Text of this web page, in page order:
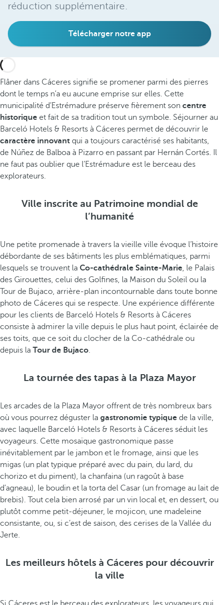
réduction supplémentaire.
Télécharger notre app
Flâner dans Cáceres signifie se promener parmi des pierres
dont le temps n’a eu aucune emprise sur elles. Cette
municipalité d’Estrémadure préserve fièrement son centre
historique et fait de sa tradition tout un symbole. Séjourner au
Barceló Hotels & Resorts à Cáceres permet de découvrir le
caractère innovant qui a toujours caractérisé ses habitants,
de Núñez de Balboa à Pizarro en passant par Hernán Cortés. Il
ne faut pas oublier que l’Estrémadure est le berceau des
explorateurs.
Ville inscrite au Patrimoine mondial de
l’humanité
Une petite promenade à travers la vieille ville évoque l’histoire
débordante de ses bâtiments les plus emblématiques, parmi
lesquels se trouvent la Co-cathédrale Sainte-Marie, le Palais
des Girouettes, celui des Golfines, la Maison du Soleil ou la
Tour de Bujaco, arrière-plan incontournable dans toute bonne
photo de Cáceres qui se respecte. Une expérience différente
pour les clients de Barceló Hotels & Resorts à Cáceres
consiste à admirer la ville depuis le plus haut point, éclairée de
ses toits, que ce soit du clocher de la Co-cathédrale ou
depuis la Tour de Bujaco.
La tournée des tapas à la Plaza Mayor
Les arcades de la Plaza Mayor offrent de très nombreux bars
où vous pourrez déguster la gastronomie typique de la ville,
avec laquelle Barceló Hotels & Resorts à Cáceres séduit les
voyageurs. Cette mosaïque gastronomique passe
inévitablement par le jambon et le fromage, ainsi que les
migas (un plat typique préparé avec du pain, du lard, du
chorizo et du piment), la chanfaina (un ragoût à base
d’agneau), le boudin et la torta del Casar (un fromage au lait de
brebis). Tout cela bien arrosé par un vin local et, en dessert, ou
plutôt comme petit-déjeuner, le mojicon, une madeleine
consistante, ou, si c’est de saison, des cerises de la Vallée du
Jerte.
Les meilleurs hôtels à Cáceres pour découvrir
la ville